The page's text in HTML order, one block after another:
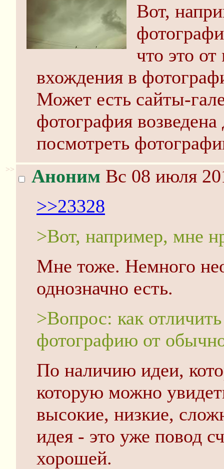
Вот,
что это
вхождения в
Может есть сайты-
фотография
посмотреть
>> Аноним Вс 08 июля
>>23328
>Вот, например, мне
Мне тоже. Немного
однозначно есть.
>Вопрос: как
фотографию от
По наличию идеи,
которую можно
высокие, низкие,
идея - это уже повод
хорошей.